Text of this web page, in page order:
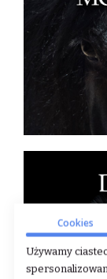
Cookies
Używamy